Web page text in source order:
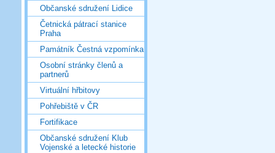
Občanské sdružení Lidice
Četnická pátrací stanice
Praha
Památník Čestná vzpomínka
Osobní stránky členů a
partnerů
Virtuální hřbitovy
Pohřebiště v ČR
Fortifikace
Občanské sdružení Klub
Vojenské a letecké historie